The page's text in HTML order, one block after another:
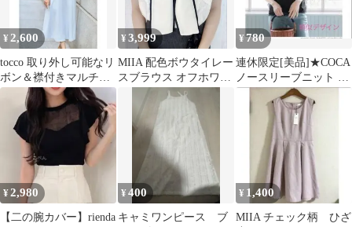
¥ 2,600
tocco 取り外し可能なリ
ボン＆襟付きマルチＷ
ＡＹスリーブニットワ
ンピース
¥3,999
MIIA 配色ボウタイレー
スブラウス オフホワイ
¥780
連休限定[美品]★COCA
ノースリーブニット シ
ョルダーレース ブラッ
¥2,980
【二の腕カバー】rienda
¥400
キャミワンピース ブ
¥ 1,400
MIIA チェック柄 ひざ